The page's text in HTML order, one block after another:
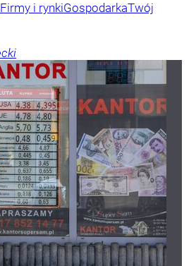
Firmy i rynkiGospodarkaTwój